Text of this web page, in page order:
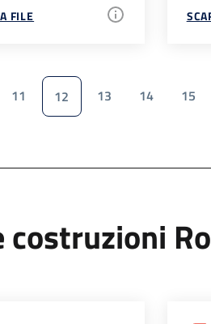
FILE
11 12 13 14 15